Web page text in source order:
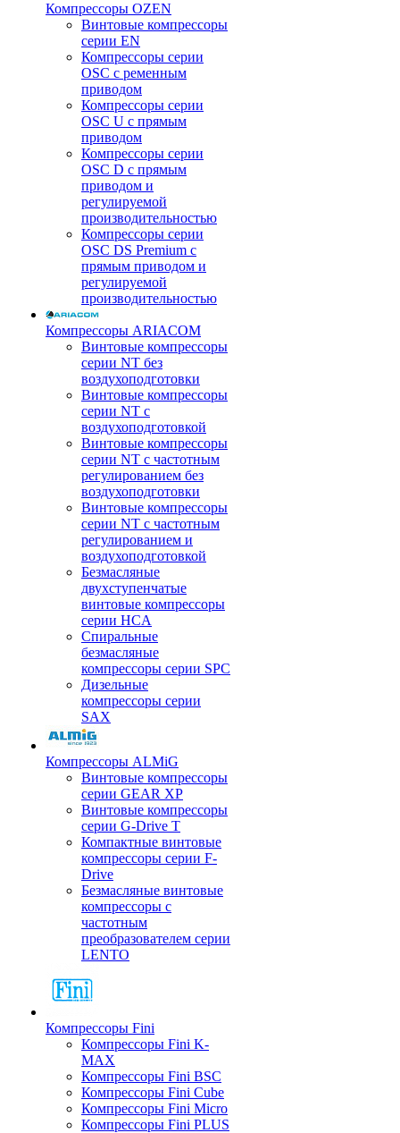
Компрессоры OZEN
Винтовые компрессоры
серии EN
Компрессоры серии
OSC с ременным
приводом
Компрессоры серии
OSC U с прямым
приводом
Компрессоры серии
OSC D с прямым
приводом и
регулируемой
производительностью
Компрессоры серии
OSC DS Premium с
прямым приводом и
регулируемой
производительностью
Компрессоры ARIACOM
Винтовые компрессоры
серии NT без
воздухоподготовки
Винтовые компрессоры
серии NT c
воздухоподготовкой
Винтовые компрессоры
серии NT с частотным
регулированием без
воздухоподготовки
Винтовые компрессоры
серии NT с частотным
регулированием и
воздухоподготовкой
Безмасляные
двухступенчатые
винтовые компрессоры
серии HCA
Спиральные
безмасляные
компрессоры серии SPC
Дизельные
компрессоры серии
SAX
Компрессоры ALMiG
Винтовые компрессоры
серии GEAR XP
Винтовые компрессоры
серии G-Drive T
Компактные винтовые
компрессоры серии F-
Drive
Безмасляные винтовые
компрессоры с
частотным
преобразователем серии
LENTO
Компрессоры Fini
Компрессоры Fini K-
MAX
Компрессоры Fini BSC
Компрессоры Fini Cube
Компрессоры Fini Micro
Компрессоры Fini PLUS